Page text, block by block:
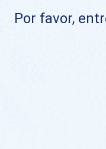
Por favor,